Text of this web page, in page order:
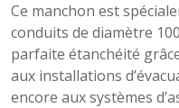
Ce manchon est
conduits de diamètre
parfaite étanchéité
aux installations
encore aux systèmes